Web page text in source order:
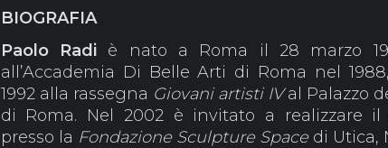
BIOGRAFIA
Paolo Radi è nato a Roma il 28 marzo
all’Accademia Di Belle Arti di Roma nel
1992 alla rassegna Giovani artisti IVal Palazzo
di Roma. Nel 2002 è invitato a realizzare il
presso la Fondazione Sculpture Spacedi Utica,